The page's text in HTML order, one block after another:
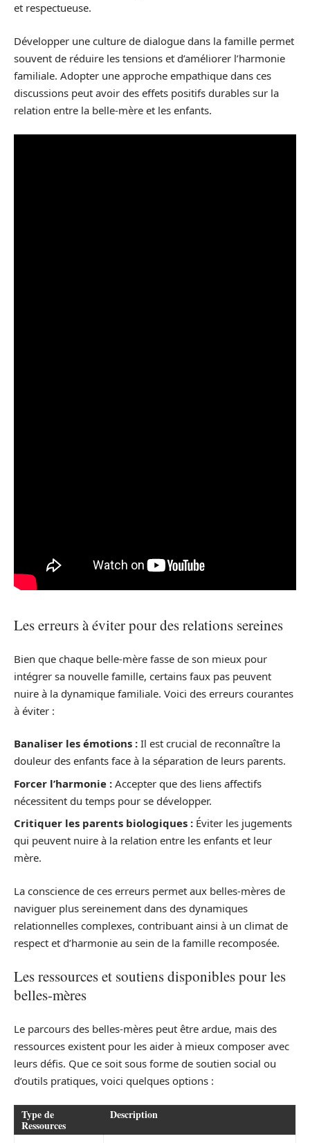
et respectueuse.
Développer une culture de dialogue dans la famille permet
souvent de réduire les tensions et d’améliorer l’harmonie
familiale. Adopter une approche empathique dans ces
discussions peut avoir des effets positifs durables sur la
relation entre la belle-mère et les enfants.
Les erreurs à éviter pour des relations sereines
Bien que chaque belle-mère fasse de son mieux pour
intégrer sa nouvelle famille, certains faux pas peuvent
nuire à la dynamique familiale. Voici des erreurs courantes
à éviter :
Banaliser les émotions : Il est crucial de reconnaître la
douleur des enfants face à la séparation de leurs parents.
Forcer l’harmonie : Accepter que des liens affectifs
nécessitent du temps pour se développer.
Critiquer les parents biologiques : Éviter les jugements
qui peuvent nuire à la relation entre les enfants et leur
mère.
La conscience de ces erreurs permet aux belles-mères de
naviguer plus sereinement dans des dynamiques
relationnelles complexes, contribuant ainsi à un climat de
respect et d’harmonie au sein de la famille recomposée.
Les ressources et soutiens disponibles pour les
belles-mères
Le parcours des belles-mères peut être ardue, mais des
ressources existent pour les aider à mieux composer avec
leurs défis. Que ce soit sous forme de soutien social ou
d’outils pratiques, voici quelques options :
Type de
Ressources
Description